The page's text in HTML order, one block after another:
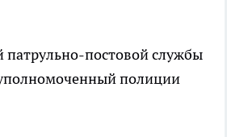
патрульно-постовой службы
полиции